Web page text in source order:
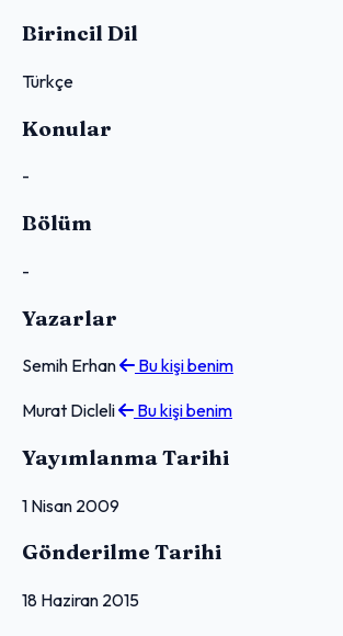
Birincil Dil
Türkçe
Konular
-
Bölüm
-
Yazarlar
Semih Erhan Bu kişi benim
Murat Dicleli Bu kişi benim
Yayımlanma Tarihi
1 Nisan 2009
Gönderilme Tarihi
18 Haziran 2015